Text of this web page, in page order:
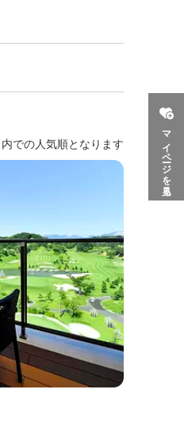
マイページを見る
での人気順となります